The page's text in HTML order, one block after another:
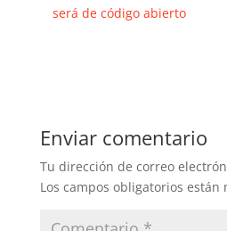
será de código abierto
Enviar comentario
Tu dirección de correo
Los campos obligatorios están